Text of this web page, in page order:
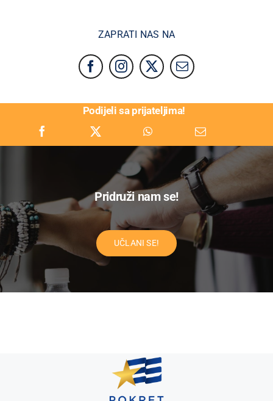
ZAPRATI NAS NA
Podijeli sa prijateljima!
Pridruži nam se!
UČLANI SE!